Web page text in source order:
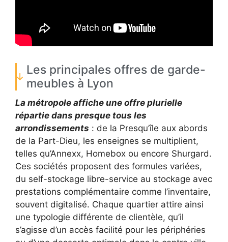
Les principales offres de garde-
meubles à Lyon
La métropole affiche une offre plurielle
répartie dans presque tous les
arrondissements : de la Presqu’île aux abords
de la Part-Dieu, les enseignes se multiplient,
telles qu’Annexx, Homebox ou encore Shurgard.
Ces sociétés proposent des formules variées,
du self-stockage libre-service au stockage avec
prestations complémentaire comme l’inventaire,
souvent digitalisé. Chaque quartier attire ainsi
une typologie différente de clientèle, qu’il
s’agisse d’un accès facilité pour les périphéries